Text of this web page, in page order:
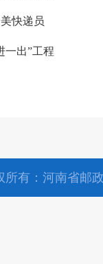
快递员
一出”工程
所有：河南省邮